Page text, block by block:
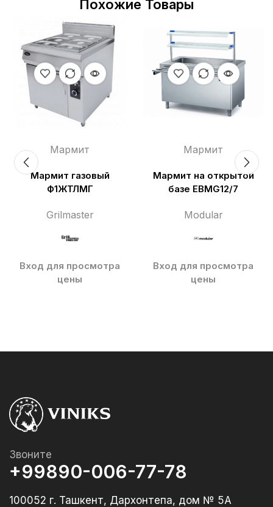
Похожие Товары
Мармит
Мармит газовый
Ф1ЖТЛМГ
Grilmaster
Вход для просмотра
цены
Мармит
Мармит на открытой
базе EBMG12/7
Modular
Вход для просмотра
цены
Звоните
+99890-006-77-78
100052 г. Ташкент, Дархонтепа, дом № 5А